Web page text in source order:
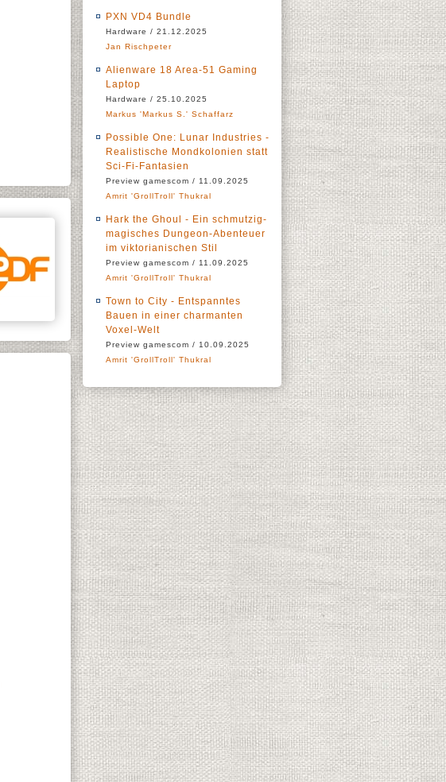
PXN VD4 Bundle
Hardware / 21.12.2025
Jan Rischpeter
Alienware 18 Area-51 Gaming
Laptop
Hardware / 25.10.2025
Markus 'Markus S.' Schaffarz
Possible One: Lunar Industries -
Realistische Mondkolonien statt
Sci-Fi-Fantasien
Preview gamescom / 11.09.2025
Amrit 'GrollTroll' Thukral
Hark the Ghoul - Ein schmutzig-
magisches Dungeon-Abenteuer
im viktorianischen Stil
Preview gamescom / 11.09.2025
Amrit 'GrollTroll' Thukral
Town to City - Entspanntes
Bauen in einer charmanten
Voxel-Welt
Preview gamescom / 10.09.2025
Amrit 'GrollTroll' Thukral